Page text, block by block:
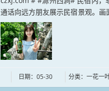
通话向远方朋友展示民宿景观。画
连衣裙，手持一花一叶啤酒，站在
日期：05-30 分类：一花一